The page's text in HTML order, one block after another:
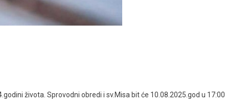
života. Sprovodni obredi i sv.Misa bit će 10.08.2025.god u 17:00